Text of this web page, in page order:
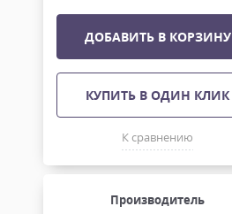
ДОБАВИТЬ В КОРЗИНУ
КУПИТЬ В ОДИН КЛИК
К сравнению
Производитель